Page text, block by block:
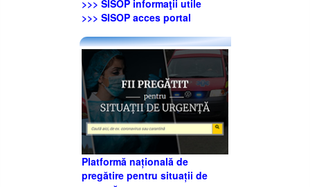
>>> SISOP informaţii utile
>>> SISOP acces portal
Platformă națională de
pregătire pentru situații de